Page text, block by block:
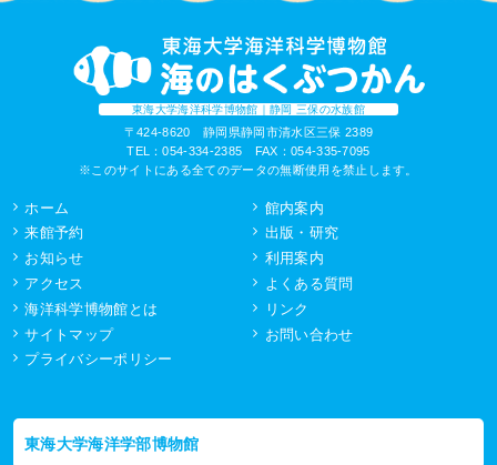
東海大学海洋科学博物館｜静岡 三保の水族館
〒424-8620 静岡県静岡市清水区三保 2389
TEL：054-334-2385 FAX：054-335-7095
※このサイトにある全てのデータの無断使用を禁止します。
ホーム
館内案内
来館予約
出版・研究
お知らせ
利用案内
アクセス
よくある質問
海洋科学博物館とは
リンク
サイトマップ
お問い合わせ
プライバシーポリシー
東海大学海洋学部博物館